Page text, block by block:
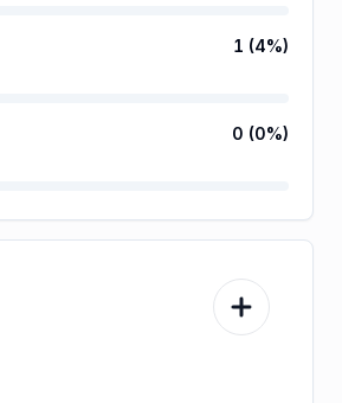
1 (4%)
0 (0%)